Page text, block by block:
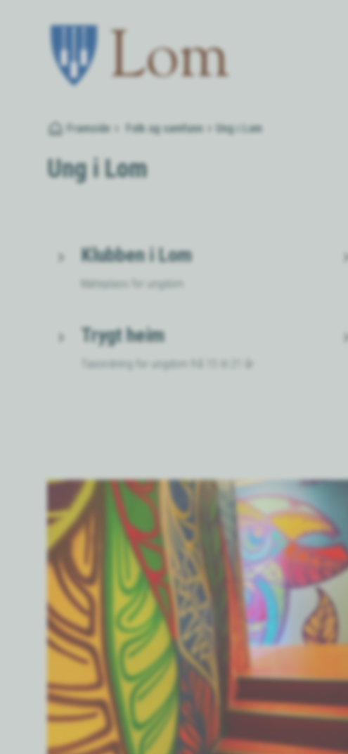
Du er her:Framside Folk og samfunn Ung i Lom
Ung i Lom
Klubben i Lom
Møteplass for ungdom
Trygt heim
Taxiordning for ungdom frå 15 til 21 år